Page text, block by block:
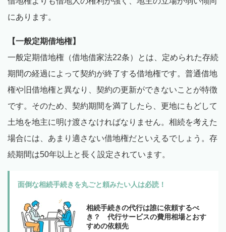
にあります。
【一般定期借地権】
一般定期借地権（借地借家法22条）とは、定められた存続
期間の経過によって契約が終了する借地権です。普通借地
権や旧借地権と異なり、契約の更新ができないことが特徴
です。そのため、契約期間を満了したら、更地にもどして
土地を地主に明け渡さなければなりません。相続を考えた
場合には、あまり適さない借地権だといえるでしょう。存
続期間は50年以上と長く設定されています。
面倒な相続手続きを丸ごと頼みたい人は必読！
相続手続きの代行は誰に依頼するべ
き？ 代行サービスの費用相場とおす
すめの依頼先